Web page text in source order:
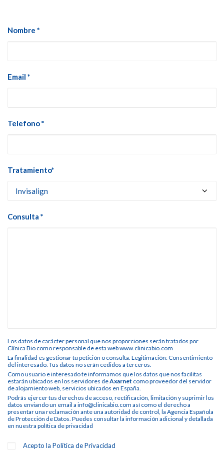
Nombre *
Email *
Telefono *
Tratamiento*
Consulta *
Los datos de carácter personal que nos proporciones serán tratados por
Clínica Bio como responsable de esta web www.clinicabio.com
La finalidad es gestionar tu petición o consulta. Legitimación: Consentimiento
del interesado. Tus datos no serán cedidos a terceros.
Como usuario e interesado te informamos que los datos que nos facilitas
estarán ubicados en los servidores deAxarnet como proveedor del servidor
de alojamiento web, servicios ubicados en España.
Podrás ejercer tus derechos de acceso, rectificación, limitación y suprimir los
datos enviando un email a info@clinicabio.com así como el derecho a
presentar una reclamación ante una autoridad de control, la Agencia Española
de Protección de Datos. Puedes consultar la información adicional y detallada
en nuestra política de privacidad
Acepto laPolítica de Privacidad